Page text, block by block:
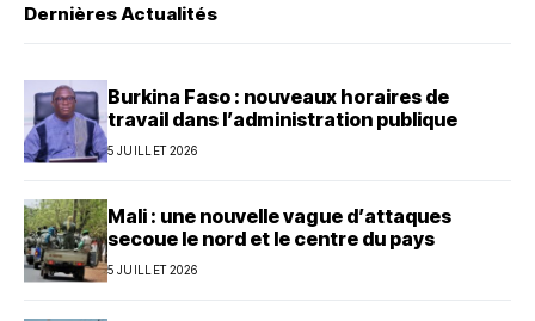
Dernières Actualités
Burkina Faso : nouveaux horaires de
travail dans l’administration publique
5 JUILLET 2026
Mali : une nouvelle vague d’attaques
secoue le nord et le centre du pays
5 JUILLET 2026